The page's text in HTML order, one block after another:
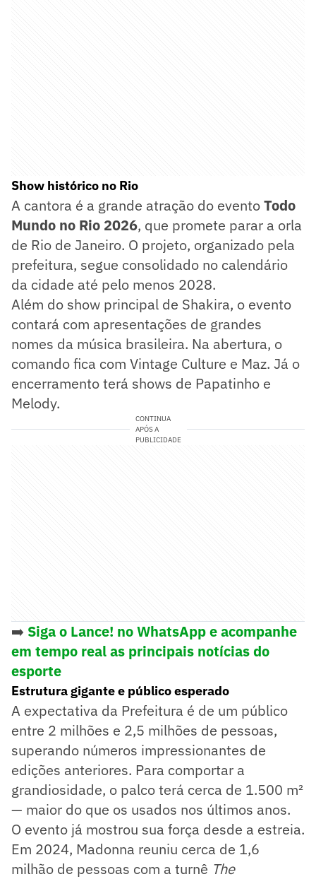
Show histórico no Rio
A cantora é a grande atração do eventoTodo
Mundo no Rio 2026, que promete parar a orla
de Rio de Janeiro. O projeto, organizado pela
prefeitura, segue consolidado no calendário
da cidade até pelo menos 2028.
Além do show principal de Shakira, o evento
contará com apresentações de grandes
nomes da música brasileira. Na abertura, o
comando fica com Vintage Culture e Maz. Já o
encerramento terá shows de Papatinho e
Melody.
CONTINUA
APÓS A
PUBLICIDADE
➡️ Siga o Lance! no WhatsApp e acompanhe
em tempo real as principais notícias do
esporte
Estrutura gigante e público esperado
A expectativa da Prefeitura é de um público
entre 2 milhões e 2,5 milhões de pessoas,
superando números impressionantes de
edições anteriores. Para comportar a
grandiosidade, o palco terá cerca de 1.500 m²
— maior do que os usados nos últimos anos.
O evento já mostrou sua força desde a estreia.
Em 2024, Madonna reuniu cerca de 1,6
milhão de pessoas com a turnê The